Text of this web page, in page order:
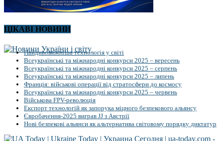
ЦІКАВІ НОВИНИ
Найдивовижніша технологія у світі
Всеукраїнські та міжнародні конкурси 2025 – вересень
Всеукраїнські та міжнародні конкурси 2025 – серпень
Всеукраїнські та міжнародні конкурси 2025 – липень
Франція: військові операції від стратосфери до космосу
Всеукраїнські та міжнародні конкурси 2025 – червень
Військова FPV-революція
Експорт технологій як запорука міцного безпекового альянсу
Євробачення-2025 виграв JJ з Австрії
Нові безпекові альянси як альтернатива світовому порядку диктатур